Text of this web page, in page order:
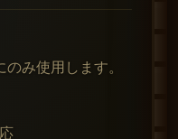
み使用します。